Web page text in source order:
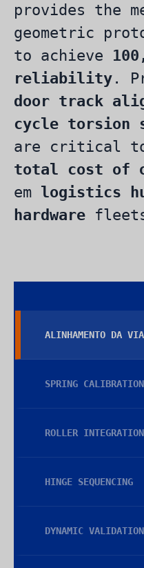
provides the
geometric
to achieve
reliability.
door track
cycle torsion
are critical
total cost of
em logistics
hardware
ALINHAMENTO DA VIA
SPRING CALIBRATION
ROLLER INTEGRATION
HINGE SEQUENCING
DYNAMIC VALIDATION